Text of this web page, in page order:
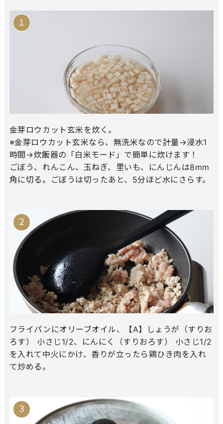
金芽ロウカット玄米を炊く。
※金芽ロウカット玄米なら、無洗米なので計量→浸水1
時間→炊飯器の「白米モード」で簡単に炊けます！
ごぼう、れんこん、玉ねぎ、里いも、にんじんは8mm
角に切る。ごぼうは切ったあと、5分ほど水にさらす。
フライパンにオリーブオイル、【A】しょうが（すりお
ろす） 小さじ1/2、にんにく（すりおろす） 小さじ1/2
を入れて中火にかけ、香りが立ったら鶏ひき肉を入れ
て炒める。